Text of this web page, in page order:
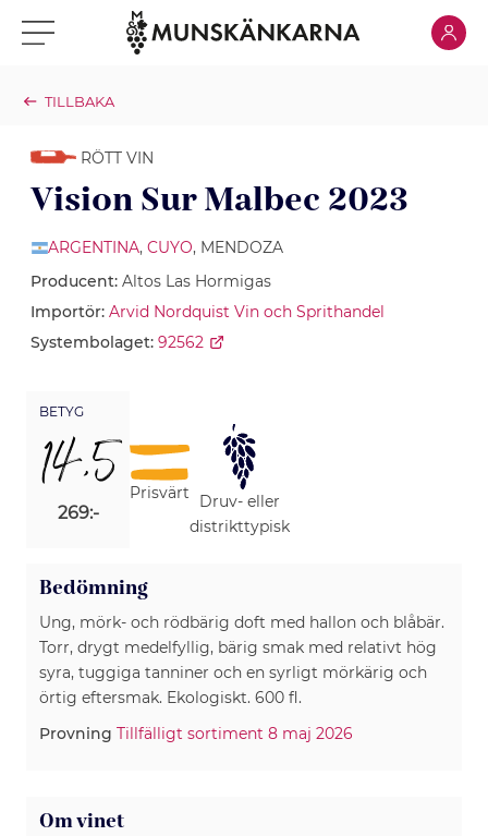
Klicka för meny Klicka
TILLBAKA
RÖTT VIN
Vision Sur Malbec 2023
ARGENTINA, CUYO, MENDOZA
Producent: Altos Las Hormigas
Importör: Arvid Nordquist Vin och Sprithandel
Systembolaget: 92562
BETYG
14,5
269:-
Prisvärt
Druv- eller
distrikttypisk
Bedömning
Ung, mörk- och rödbärig doft med hallon och blåbär.
Torr, drygt medelfyllig, bärig smak med relativt hög
syra, tuggiga tanniner och en syrligt mörkärig och
örtig eftersmak. Ekologiskt. 600 fl.
Provning Tillfälligt sortiment 8 maj 2026
Om vinet